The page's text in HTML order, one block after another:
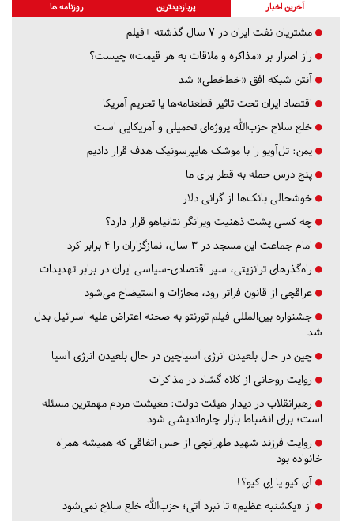
آخرین اخبار پربازدیدترین روزنامه ها
مشتریان نفت ایران در ۷ سال گذشته +فیلم
راز اصرار بر «مذاکره و ملاقات به هر قیمت» چیست؟
آنتن شبکه افق «خط‌خطی» شد
اقتصاد ایران تحت تاثیر قطعنامه‌ها یا تحریم‌ آمریکا
خلع سلاح حزب‌الله پروژه‌ای تحمیلی و آمریکایی است
یمن: تل‌آویو را با موشک هایپرسونیک هدف قرار دادیم
پنج درس‌ حمله به قطر برای ما
خوشحالی بانک‌ها از گرانی دلار
چه کسی پشت ذهنیت ویرانگر نتانیاهو قرار دارد؟
امام جماعت این مسجد در ۳ سال، نمازگزاران را ۴ برابر کرد
راه‌گذرهای ترانزیتی، سپر اقتصادی-سیاسی ایران در برابر تهدیدات
عراقچی از قانون فراتر رود، مجازات و استیضاح می‌شود
جشنواره بین‌المللی فیلم تورنتو به صحنه اعتراض علیه اسرائیل بدل
شد
چین در حال بلعیدن انرژی آسیاچین در حال بلعیدن انرژی آسیا
روایت روحانی از کلاه گشاد در مذاکرات
رهبرانقلاب در دیدار هیئت دولت: معیشت مردم مهمترین مسئله
است؛ برای انضباط بازار چاره‌اندیشی شود
روایت فرزند شهید طهرانچی از حس اتفاقی که همیشه همراه
خانواده بود
آي كيو يا اِي كيو؟!
از «یکشنبه عظیم» تا نبرد آتی؛ حزب‌الله خلع سلاح نمی‌شود